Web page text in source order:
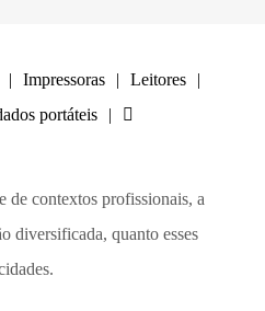
Impressoras
Leitores
portáteis
de contextos profissionais, a
diversificada, quanto esses